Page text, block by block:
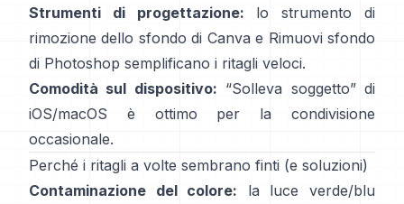
Strumenti di progettazione: lostrumento di
rimozione dello sfondo di Canvae Rimuovi sfondo
di Photoshop semplificano i ritagli veloci.
Comodità sul dispositivo: “Solleva soggetto” di
iOS/macOS è ottimo per la condivisione
occasionale.
Perché i ritagli a volte sembrano finti (e soluzioni)
Contaminazione del colore: la luce verde/blu